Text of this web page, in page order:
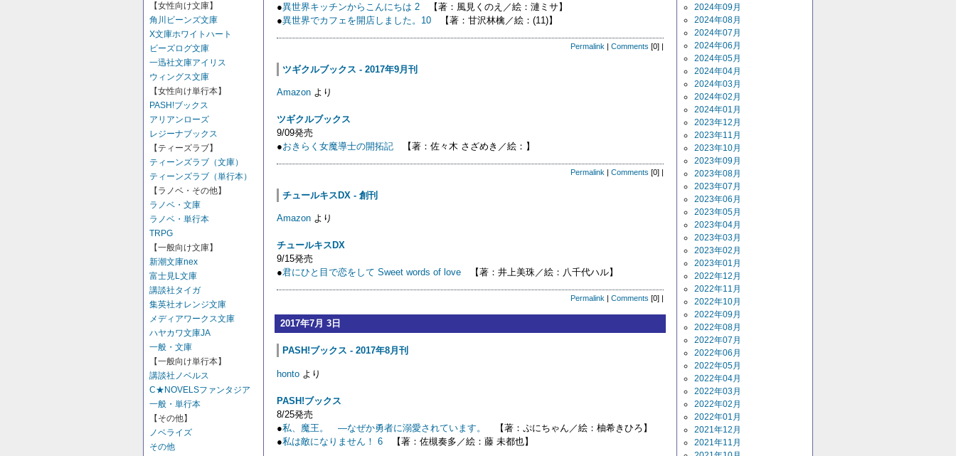
【女性向け文庫】
角川ビーンズ文庫
X文庫ホワイトハート
ビーズログ文庫
一迅社文庫アイリス
ウィングス文庫
【女性向け単行本】
PASH!ブックス
アリアンローズ
レジーナブックス
【ティーズラブ】
ティーンズラブ（文庫）
ティーンズラブ（単行本）
【ラノベ・その他】
ラノベ・文庫
ラノベ・単行本
TRPG
【一般向け文庫】
新潮文庫nex
富士見L文庫
講談社タイガ
集英社オレンジ文庫
メディアワークス文庫
ハヤカワ文庫JA
一般・文庫
【一般向け単行本】
講談社ノベルス
C★NOVELSファンタジア
一般・単行本
【その他】
ノベライズ
その他
●異世界キッチンからこんにちは 2 【著：風見くのえ／絵：漣ミサ】
●異世界でカフェを開店しました。10 【著：甘沢林檎／絵：(11)】
Permalink | Comments [0] |
ツギクルブックス - 2017年9月刊
Amazon より
ツギクルブックス
9/09発売
●おきらく女魔導士の開拓記 【著：佐々木 さざめき／絵：】
Permalink | Comments [0] |
チュールキスDX - 創刊
Amazon より
チュールキスDX
9/15発売
●君にひと目で恋をして Sweet words of love 【著：井上美珠／絵：八千代ハル】
Permalink Comments [0] |
2017年7月 3日
PASH!ブックス - 2017年8月刊
honto より
PASH!ブックス
8/25発売
●私、魔王。 ―なぜか勇者に溺愛されています。
【著：ぷにちゃん／絵：柚希きひろ】
●私は敵になりません！ 6 【著：佐槻奏多／絵：藤 未都也】
2024年09月
2024年08月
2024年07月
2024年06月
2024年05月
2024年04月
2024年03月
2024年02月
2024年01月
2023年12月
2023年11月
2023年10月
2023年09月
2023年08月
2023年07月
2023年06月
2023年05月
2023年04月
2023年03月
2023年02月
2023年01月
2022年12月
2022年11月
2022年10月
2022年09月
2022年08月
2022年07月
2022年06月
2022年05月
2022年04月
2022年03月
2022年02月
2022年01月
2021年12月
2021年11月